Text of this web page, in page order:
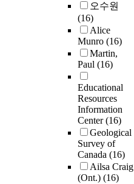
오수원
(16)
Alice
Munro (16)
Martin,
Paul (16)
Educational
Resources
Information
Center(16)
Geological
Survey of
Canada (16)
Ailsa Craig
(Ont.) (16)